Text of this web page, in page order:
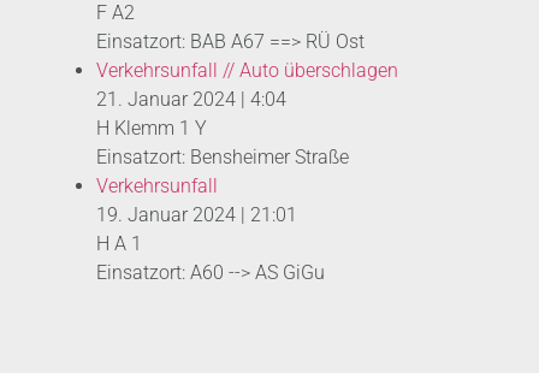
F A2
Einsatzort: BAB A67 ==> RÜ Ost
Verkehrsunfall // Auto überschlagen
21. Januar 2024 | 4:04
H Klemm 1 Y
Einsatzort: Bensheimer Straße
Verkehrsunfall
19. Januar 2024 | 21:01
H A 1
Einsatzort: A60 --> AS GiGu